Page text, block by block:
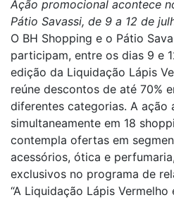
Ação promocional acontece
Pátio Savassi, de 9 a 12 de
O BH Shopping e o Pátio
participam, entre os dias 9 e
edição da Liquidação Lápis
reúne descontos de até 70%
diferentes categorias. A ação
simultaneamente em 18
contempla ofertas em
acessórios, ótica e
exclusivos no programa de
“A Liquidação Lápis